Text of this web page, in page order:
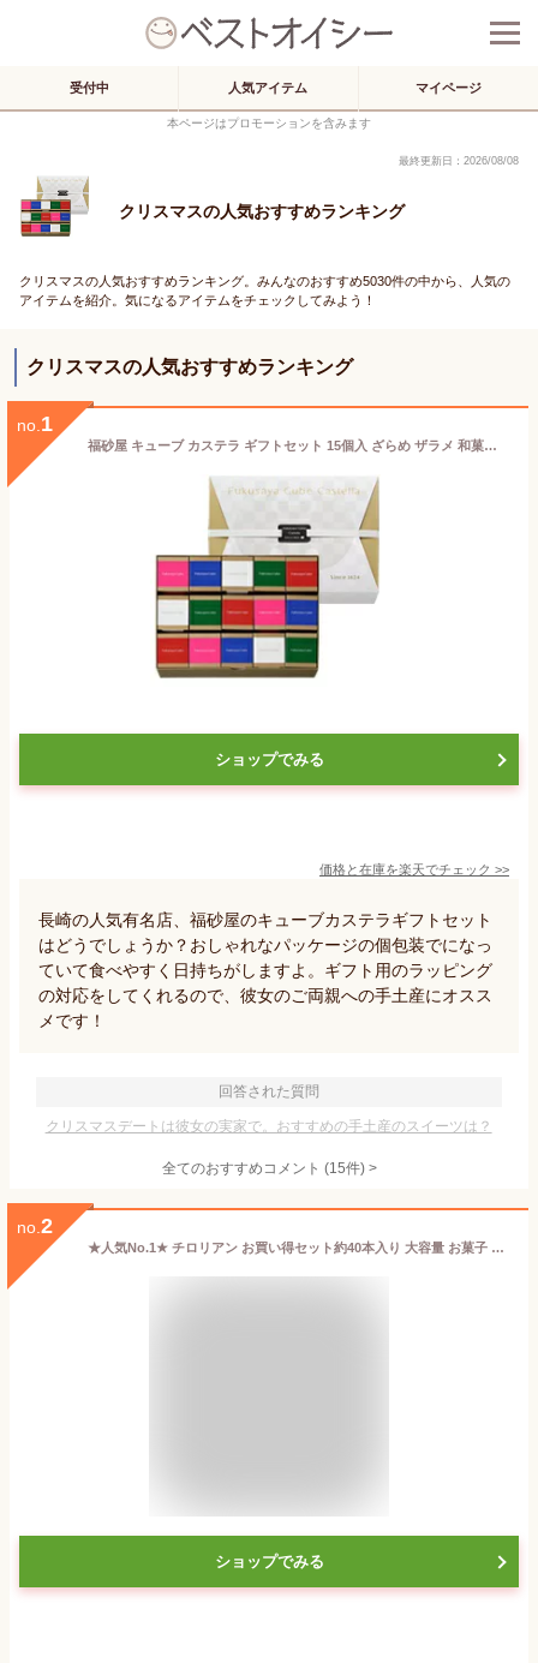
受付中 人気アイテム マイページ
本ページはプロモーションを含みます
最終更新日：2026/08/08
クリスマスの人気おすすめランキング
クリスマスの人気おすすめランキング。みんなのおすすめ5030件の中から、人気の
アイテムを紹介。気になるアイテムをチェックしてみよう！
クリスマスの人気おすすめランキング
no. 1
福砂屋 キューブ カステラ ギフトセット 15個入 ざらめ ザラメ 和菓子 お菓子 スイーツ 長崎 ご当地スイーツ お取り寄せスイーツ 個包装 おしゃれ 有名 ギフト プチギフト 贈り物 内祝い プレゼント 手土産 内祝
ショップでみる
価格と在庫を楽天でチェック >>
長崎の人気有名店、福砂屋のキューブカステラギフトセット
はどうでしょうか？おしゃれなパッケージの個包装でになっ
ていて食べやすく日持ちがしますよ。ギフト用のラッピング
の対応をしてくれるので、彼女のご両親への手土産にオスス
メです！
回答された質問
クリスマスデートは彼女の実家で。おすすめの手土産のスイーツは？
全てのおすすめコメント (15件) >
no. 2
★人気No.1★ チロリアン お買い得セット約40本入り 大容量 お菓子 個包装 小分け 常温 クッキー スイーツ ギフト ばらまき お祝い お礼 職場 お土産 手土産 差し入れ 退職 引越し 焼き菓子 お取り寄せ 福岡 有名 大人気 千鳥屋 ヨックモック
ショップでみる